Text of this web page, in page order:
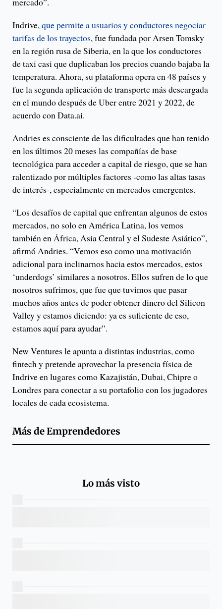
Indrive,que permite a usuarios y conductores negociar
tarifas de los trayectos, fue fundada por Arsen Tomsky
en la región rusa de Siberia, en la que los conductores
de taxi casi que duplicaban los precios cuando bajaba la
temperatura. Ahora, su plataforma opera en 48 países y
fue la segunda aplicación de transporte más descargada
en el mundo después de Uber entre 2021 y 2022, de
acuerdo con Data.ai.
Andries es consciente de las dificultades que han tenido
en los últimos 20 meses las compañías de base
tecnológica para acceder a capital de riesgo, que se han
ralentizado por múltiples factores -como las altas tasas
de interés-, especialmente en mercados emergentes.
“Los desafíos de capital que enfrentan algunos de estos
mercados, no solo en América Latina, los vemos
también en África, Asia Central y el Sudeste Asiático”,
afirmó Andries. “Vemos eso como una motivación
adicional para inclinarnos hacia estos mercados, estos
‘underdogs’ similares a nosotros. Ellos sufren de lo que
nosotros sufrimos, que fue que tuvimos que pasar
muchos años antes de poder obtener dinero del Silicon
Valley y estamos diciendo: ya es suficiente de eso,
estamos aquí para ayudar”.
New Ventures le apunta a distintas industrias, como
fintech y pretende aprovechar la presencia física de
Indrive en lugares como Kazajistán, Dubai, Chipre o
Londres para conectar a su portafolio con los jugadores
locales de cada ecosistema.
Más deEmprendedores
Lo más visto